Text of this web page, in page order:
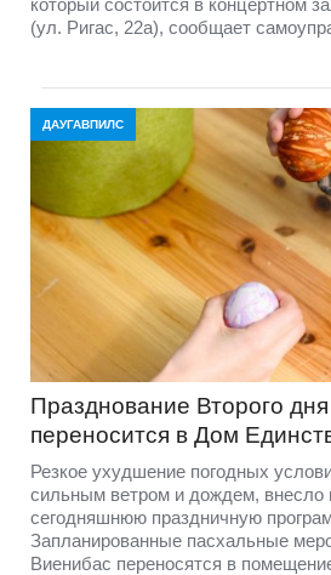
(ул. Ригас, 22а), сообщает
ДАУГАВПИЛС
Празднование Второго
переносится в Дом
Резкое ухудшение погодных
сильным ветром и дождем, внесло
сегодняшнюю праздничную
Запланированные пасхальные
Виенибас переносятся в